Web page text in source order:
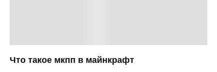
Что такое мкпп в майнкрафт